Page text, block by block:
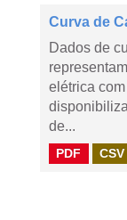
Curva de
Dados de
elétrica
de...
PDF CSV